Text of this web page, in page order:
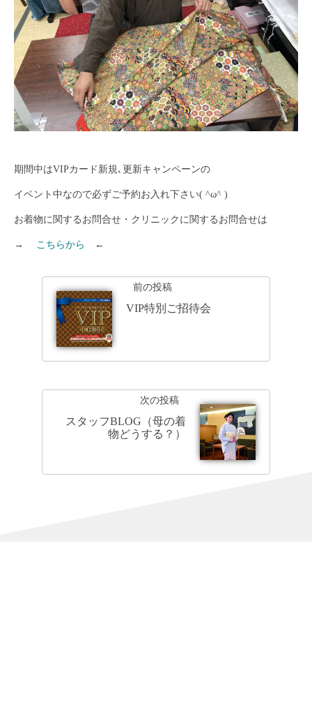
期間中はVIPカード新規､更新キャンペーンの
イベント中なので必ずご予約お入れ下さい( ^ω^ )
お着物に関するお問合せ・クリニックに関するお問合せは
→ こちらから ←
前の投稿
VIP特別ご招待会
次の投稿
スタッフBLOG（母の着
物どうする？）